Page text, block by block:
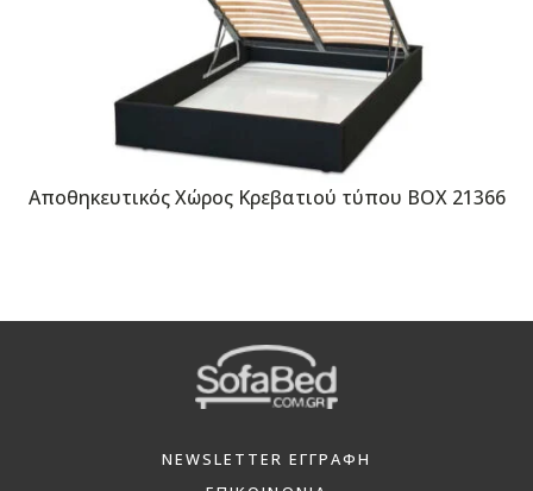
Αποθηκευτικός Χώρος Κρεβατιού τύπου BOX 21366
NEWSLETTER ΕΓΓΡΑΦΗ